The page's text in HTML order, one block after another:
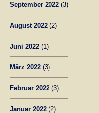
September 2022 (3)
August 2022 (2)
Juni 2022 (1)
März 2022 (3)
Februar 2022 (3)
Januar 2022 (2)